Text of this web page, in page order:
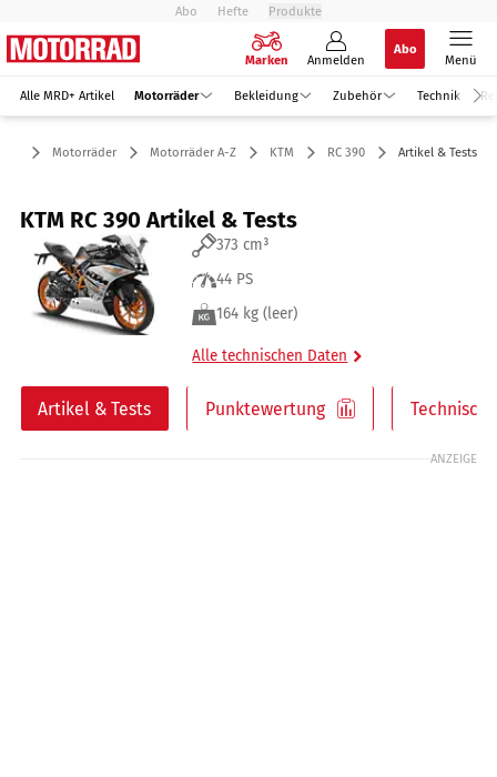
Abo Hefte Produkte
Marken Anmelden
Abo
Menü
Alle MRD+ Artikel Motorräder Bekleidung Zubehör Technik
Motorräder Motorräder A-Z KTM RC 390 Artikel & Tests
KTM RC 390 Artikel & Tests
373 cm³
44 PS
164 kg (leer)
Alle technischen Daten
Artikel & Tests Punktewertung
ANZEIGE